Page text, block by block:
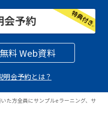
料 Web資料
明会予約とは？
た方全員にサンプルeラーニング、サ